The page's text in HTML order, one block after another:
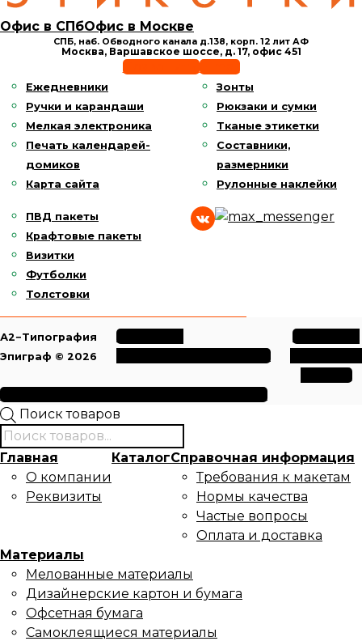
Офис в СПбОфис в Москве
СПБ, наб. Обводного канала д.138, корп. 12 лит АФ
Москва, Варшавское шоссе, д. 17, офис 451
Позвонить E-mail
Ежедневники
Ручки и карандаши
Мелкая электроника
Печать календарей-
домиков
Карта сайта
ПВД пакеты
Крафтовые пакеты
Визитки
Футболки
Толстовки
Зонты
Рюкзаки и сумки
Тканые этикетки
Составники,
размерники
Рулонные наклейки
А2−Типография
Эпиграф © 2026
Политика
конфиденциальности
Политика
данных
Условия использования файлов cookie
Поиск товаров
Главная
О компании
Реквизиты
КаталогСправочная информация
Требования к макетам
Нормы качества
Частые вопросы
Оплата и доставка
Материалы
Мелованные материалы
Дизайнерские картон и бумага
Офсетная бумага
Самоклеящиеся материалы